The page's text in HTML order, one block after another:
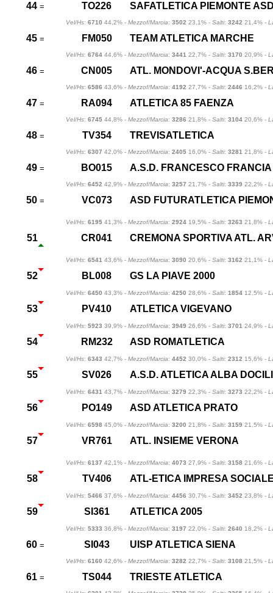
44 = TO226 SAFATLETICA PIEMONTE
Vel/Hs: 6710 44,2% - Mezzof/Marcia: 3502 23,1% - Salti: 3242 21,4% -
45 = FM050 TEAM ATLETICA MARCHE
Vel/Hs: 6764 44,6% - Mezzof/Marcia: 3441 22,7% - Salti: 3170 20,9% -
46 = CN005 ATL. MONDOVI'-ACQUA
Vel/Hs: 6586 43,6% - Mezzof/Marcia: 4192 27,7% - Salti: 2446 16,2% -
47 = RA094 ATLETICA 85 FAENZA
Vel/Hs: 6745 44,8% - Mezzof/Marcia: 3286 21,8% - Salti: 3104 20,6% -
48 = TV354 TREVISATLETICA
Vel/Hs: 6307 42,0% - Mezzof/Marcia: 2405 16,0% - Salti: 3281 21,8% -
49 = BO015 A.S.D. FRANCESCO FRANCIA
Vel/Hs: 6452 42,9% - Mezzof/Marcia: 3257 21,7% - Salti: 3339 22,2% -
50 = VC073 ASD FUTURATLETICA
Vel/Hs: 6195 41,3% - Mezzof/Marcia: 2924 19,5% - Salti: 3263 21,8% -
51 CR041 CREMONA SPORTIVA ATL.
Vel/Hs: 6541 43,6% - Mezzof/Marcia: 3090 20,6% - Salti: 3162 21,1% -
52 BL008 GS LA PIAVE 2000
Vel/Hs: 6450 43,3% - Mezzof/Marcia: 4250 28,6% - Salti: 1854 12,5% -
53 PV410 ATLETICA VIGEVANO
Vel/Hs: 5923 39,9% - Mezzof/Marcia: 3949 26,6% - Salti: 3701 24,9% -
54 RM232 ASD ROMATLETICA
Vel/Hs: 6343 42,7% - Mezzof/Marcia: 4452 30,0% - Salti: 2312 15,6% -
55 SV026 A.S.D. ATLETICA ALBA
Vel/Hs: 6431 43,7% - Mezzof/Marcia: 3279 22,3% - Salti: 3273 22,2% -
56 PO149 ASD ATLETICA PRATO
Vel/Hs: 6598 45,0% - Mezzof/Marcia: 3200 21,8% - Salti: 3159 21,5% -
57 VR761 ATL. INSIEME VERONA
Vel/Hs: 6137 42,1% - Mezzof/Marcia: 4073 27,9% - Salti: 3158 21,6% -
58 TV406 ATL-ETICA IMPRESA
Vel/Hs: 5466 37,6% - Mezzof/Marcia: 4456 30,7% - Salti: 3452 23,8% -
59 SI361 ATLETICA 2005
Vel/Hs: 5333 36,8% - Mezzof/Marcia: 3197 22,0% - Salti: 2640 18,2% -
60 = SI043 UISP ATLETICA SIENA
Vel/Hs: 6160 42,6% - Mezzof/Marcia: 3282 22,7% - Salti: 3108 21,5% -
61 = TS044 TRIESTE ATLETICA